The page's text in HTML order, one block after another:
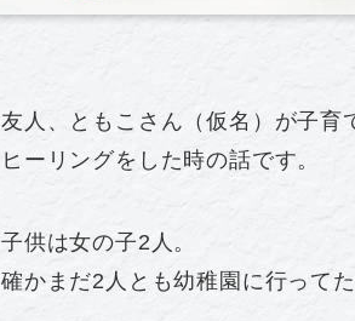
友人、ともこさん（仮名）が子育
ヒーリングをした時の話です。
子供は女の子2人。
確かまだ2人とも幼稚園に行って